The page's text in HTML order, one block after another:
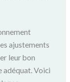
ajustements
leur bon
adéquat. Voici